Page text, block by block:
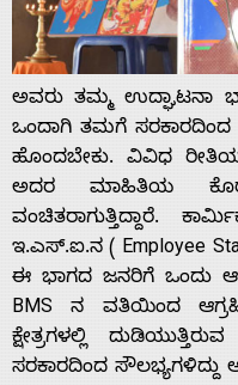
About
Us
Advertise
With
s
ಅವರು ತಮ್ಮ ಉದ್ಘಾಟನಾ
ಒಂದಾಗಿ ತಮಗೆ ಸರಕಾರದಿಂದ
ಹೊಂದಬೇಕು. ವಿವಿಧ ರೀತಿಯ
ಅದರ ಮಾಹಿತಿಯ
ವಂಚಿತರಾಗುತ್ತಿದ್ದಾರೆ.
ಇ.‌ಎಸ್‌‌.ಐ.ನ ( Employee
ಈ ಭಾಗದ ಜನರಿಗೆ ಒಂದು
BMS ನ ವತಿಯಿಂದ
ಕ್ಷೇತ್ರಗಳಲ್ಲಿ
ಸರಕಾರದಿಂದ